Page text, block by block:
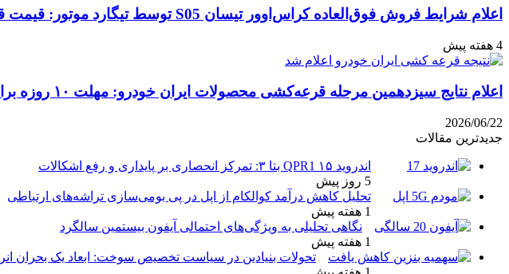
اعلام شرایط فروش فوق‌العاده کراس‌اوور تیسان S05 توسط تیگارد موتور: قیمت قطعی و جزئیات اقساطی تیر ۱۴۰۵
4 هفته پیش
اعلام نتایج سیزدهمین مرحله قرعه‌کشی محصولات ایران خودرو: مهلت ۱۰ روزه برای تکمیل وجه
2026/06/22
جدیدترین مقالات
اندروید ۱۵ QPR1 بتا ۳: تمرکز انحصاری بر پایداری و رفع اشکالات
5 روز پیش
تحلیل کاهش درآمد کوالکام از اپل در پی بومی‌سازی تراشه‌های ارتباطی
1 هفته پیش
نگاهی تحلیلی به ویژگی‌های احتمالی آیفون بیستمین سالگرد
1 هفته پیش
تحولات بنیادین در سیاست تخصیص سوخت: ابعاد یک بحران